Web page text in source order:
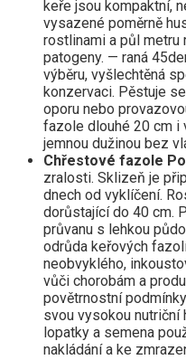
keře jsou kompaktní,
vysazené poměrně
rostlinami a půl metru
patogeny. — raná
výběru, vyšlechtěná
konzervaci. Pěstuje
oporu nebo
fazole dlouhé 20 cm i
jemnou dužinou bez
Chřestové fazole
zralosti. Sklizeň je
dnech od vyklíčení.
dorůstající do 40 cm.
průvanu s lehkou
odrůda keřových
neobvyklého,
vůči chorobám a
povětrnostní
svou vysokou nutriční
lopatky a semena
nakládání a ke